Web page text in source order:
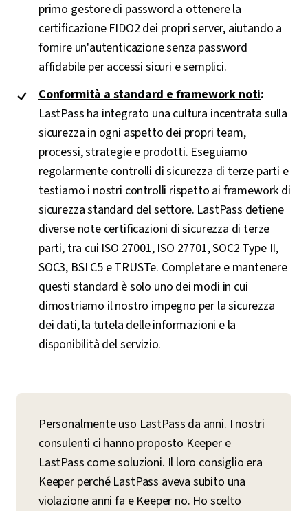
primo gestore di password a ottenere la
certificazione FIDO2 dei propri server, aiutando a
fornire un'autenticazione senza password
affidabile per accessi sicuri e semplici.
Conformità a standard e framework noti:
LastPass ha integrato una cultura incentrata sulla
sicurezza in ogni aspetto dei propri team,
processi, strategie e prodotti. Eseguiamo
regolarmente controlli di sicurezza di terze parti e
testiamo i nostri controlli rispetto ai framework di
sicurezza standard del settore. LastPass detiene
diverse note certificazioni di sicurezza di terze
parti, tra cui ISO 27001, ISO 27701, SOC2 Type II,
SOC3, BSI C5 e TRUSTe. Completare e mantenere
questi standard è solo uno dei modi in cui
dimostriamo il nostro impegno per la sicurezza
dei dati, la tutela delle informazioni e la
disponibilità del servizio.
Personalmente uso LastPass da anni. I nostri
consulenti ci hanno proposto Keeper e
LastPass come soluzioni. Il loro consiglio era
Keeper perché LastPass aveva subito una
violazione anni fa e Keeper no. Ho scelto